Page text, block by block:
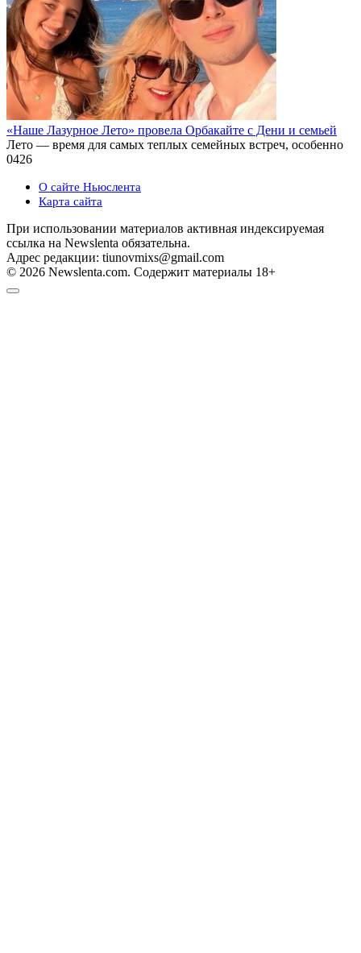
«Наше Лазурное Лето» провела Орбакайте с Дени и семьей
Лето — время для самых теплых семейных встреч, особенно
0426
О сайте Ньюслента
Карта сайта
При использовании материалов активная индексируемая
ссылка на Newslenta обязательна.
Адрес редакции: tiunovmixs@gmail.com
© 2026 Newslenta.com. Содержит материалы 18+